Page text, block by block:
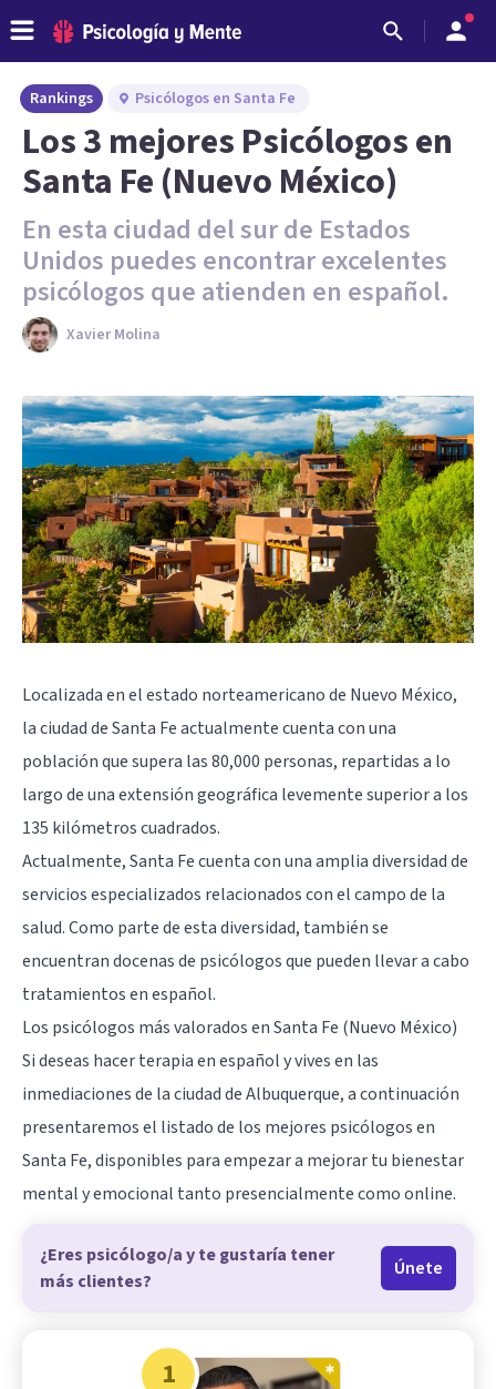
Rankings Psicólogos en Santa Fe
Los 3 mejores Psicólogos en
Santa Fe (Nuevo México)
En esta ciudad del sur de Estados
Unidos puedes encontrar excelentes
psicólogos que atienden en español.
Xavier Molina
Localizada en el estado norteamericano de Nuevo México,
la ciudad de Santa Fe actualmente cuenta con una
población que supera las 80,000 personas, repartidas a lo
largo de una extensión geográfica levemente superior a los
135 kilómetros cuadrados.
Actualmente, Santa Fe cuenta con una amplia diversidad de
servicios especializados relacionados con el campo de la
salud. Como parte de esta diversidad, también se
encuentran docenas de psicólogos que pueden llevar a cabo
tratamientos en español.
Los psicólogos más valorados en Santa Fe (Nuevo México)
Si deseas hacer terapia en español y vives en las
inmediaciones de la ciudad deAlbuquerque, a continuación
presentaremos el listado de los mejores psicólogos en
Santa Fe, disponibles para empezar a mejorar tu bienestar
mental y emocional tanto presencialmente como online.
¿Eres psicólogo/a y te gustaría tener
más clientes?
Únete
1